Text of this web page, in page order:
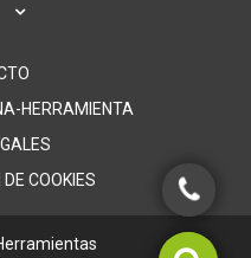
HERRAMIENTA
COOKIES